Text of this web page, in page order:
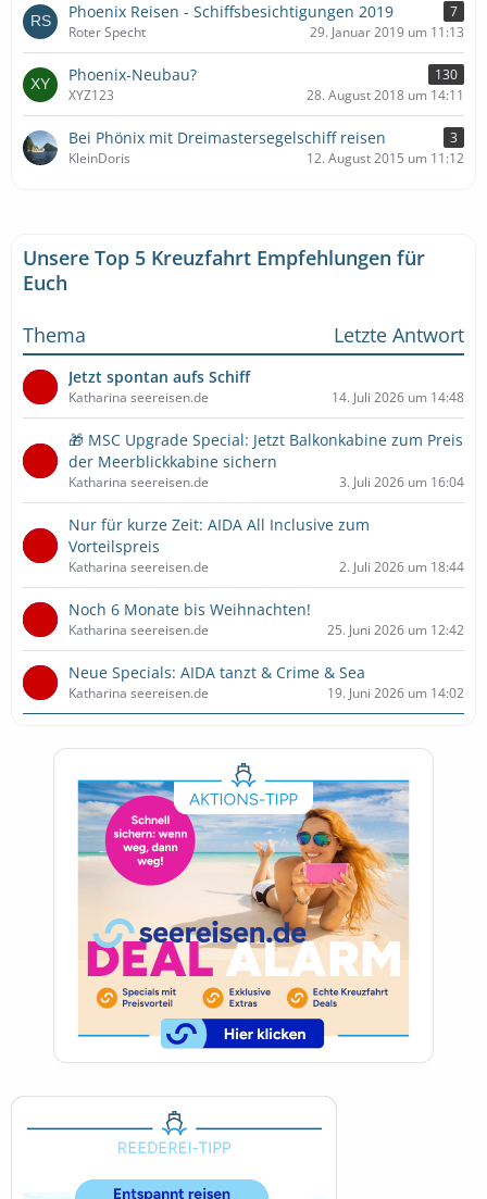
Phoenix Reisen - Schiffsbesichtigungen 2019
7
Roter Specht
29. Januar 2019 um 11:13
Phoenix-Neubau?
130
XYZ123
28. August 2018 um 14:11
Bei Phönix mit Dreimastersegelschiff reisen
3
KleinDoris
12. August 2015 um 11:12
Unsere Top 5 Kreuzfahrt Empfehlungen für
Euch
Thema
Letzte Antwort
Jetzt spontan aufs Schiff
Katharina seereisen.de 14. Juli 2026 um 14:48
🎁 MSC Upgrade Special: Jetzt Balkonkabine zum Preis
der Meerblickkabine sichern
Katharina seereisen.de 3. Juli 2026 um 16:04
Nur für kurze Zeit: AIDA All Inclusive zum
Vorteilspreis
Katharina seereisen.de 2. Juli 2026 um 18:44
Noch 6 Monate bis Weihnachten!
Katharina seereisen.de 25. Juni 2026 um 12:42
Neue Specials: AIDA tanzt & Crime & Sea
Katharina seereisen.de 19. Juni 2026 um 14:02